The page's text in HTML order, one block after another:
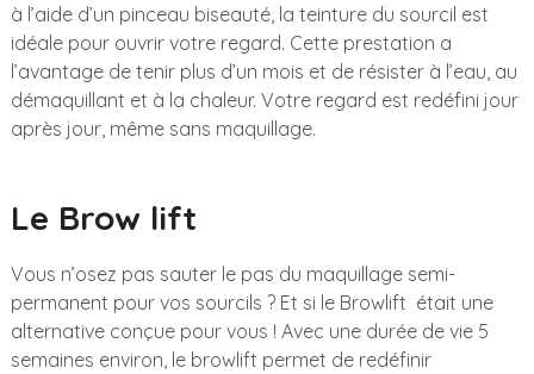
à l’aide d’un pinceau biseauté, la teinture du sourcil est
idéale pour ouvrir votre regard. Cette prestation a
l’avantage de tenir plus d’un mois et de résister à l’eau, au
démaquillant et à la chaleur. Votre regard est redéfini jour
après jour, même sans maquillage.
Le Brow lift
Vous n’osez pas sauter le pas du maquillage semi-
permanent pour vos sourcils ? Et si le Browlift était une
alternative conçue pour vous ! Avec une durée de vie 5
semaines environ, le browlift permet de redéfinir